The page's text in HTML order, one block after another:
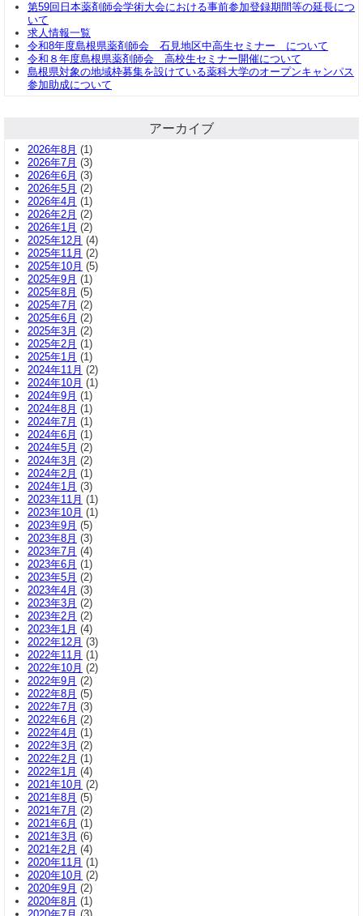
第59回日本薬剤師会学術大会における事前参加登録期間等の延長につ
いて
求人情報一覧
令和8年度島根県薬剤師会 石見地区中高生セミナー について
令和８年度島根県薬剤師会 高校生セミナー開催について
島根県対象の地域枠募集を設けている薬科大学のオープンキャンパス
参加助成について
アーカイブ
2026年8月 (1)
2026年7月 (3)
2026年6月 (3)
2026年5月 (2)
2026年4月 (1)
2026年2月 (2)
2026年1月 (2)
2025年12月 (4)
2025年11月 (2)
2025年10月 (5)
2025年9月 (1)
2025年8月 (5)
2025年7月 (2)
2025年6月 (2)
2025年3月 (2)
2025年2月 (1)
2025年1月 (1)
2024年11月 (2)
2024年10月 (1)
2024年9月 (1)
2024年8月 (1)
2024年7月 (1)
2024年6月 (1)
2024年5月 (2)
2024年3月 (2)
2024年2月 (1)
2024年1月 (3)
2023年11月 (1)
2023年10月 (1)
2023年9月 (5)
2023年8月 (3)
2023年7月 (4)
2023年6月 (1)
2023年5月 (2)
2023年4月 (3)
2023年3月 (2)
2023年2月 (2)
2023年1月 (4)
2022年12月 (3)
2022年11月 (1)
2022年10月 (2)
2022年9月 (2)
2022年8月 (5)
2022年7月 (3)
2022年6月 (2)
2022年4月 (1)
2022年3月 (2)
2022年2月 (1)
2022年1月 (4)
2021年10月 (2)
2021年8月 (5)
2021年7月 (2)
2021年6月 (1)
2021年3月 (6)
2021年2月 (4)
2020年11月 (1)
2020年10月 (2)
2020年9月 (2)
2020年8月 (1)